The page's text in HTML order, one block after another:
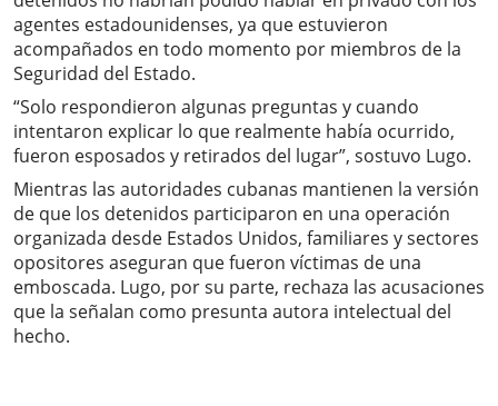
agentes estadounidenses, ya que estuvieron
acompañados en todo momento por miembros de la
Seguridad del Estado.
“Solo respondieron algunas preguntas y cuando
intentaron explicar lo que realmente había ocurrido,
fueron esposados y retirados del lugar”, sostuvo Lugo.
Mientras las autoridades cubanas mantienen la versión
de que los detenidos participaron en una operación
organizada desde Estados Unidos, familiares y sectores
opositores aseguran que fueron víctimas de una
emboscada. Lugo, por su parte, rechaza las acusaciones
que la señalan como presunta autora intelectual del
hecho.